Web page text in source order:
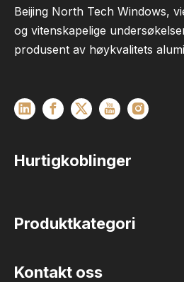
Beijing North Tech Windows,
og vitenskapelige
produsent av høykvalitets
Hurtigkoblinger
Produktkategori
Kontakt oss